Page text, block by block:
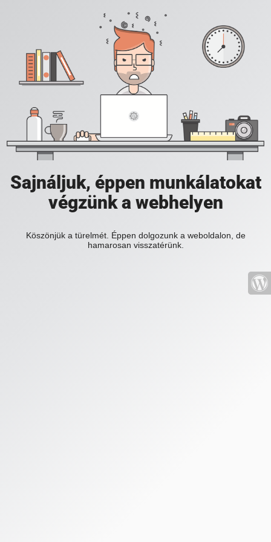
Sajnáljuk, éppen munkálatokat
végzünk a webhelyen
Köszönjük a türelmét. Éppen dolgozunk a weboldalon, de
hamarosan visszatérünk.